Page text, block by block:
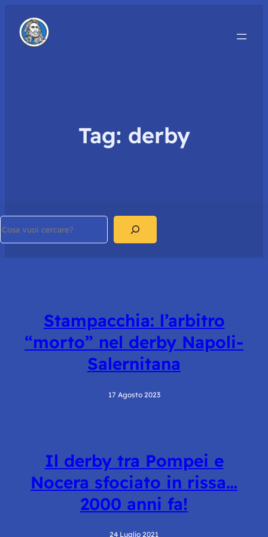
Tag: derby
Stampacchia: l’arbitro
“morto” nel derby Napoli-
Salernitana
17 Agosto 2023
Il derby tra Pompei e
Nocera sfociato in rissa…
2000 anni fa!
24 Luglio 2021